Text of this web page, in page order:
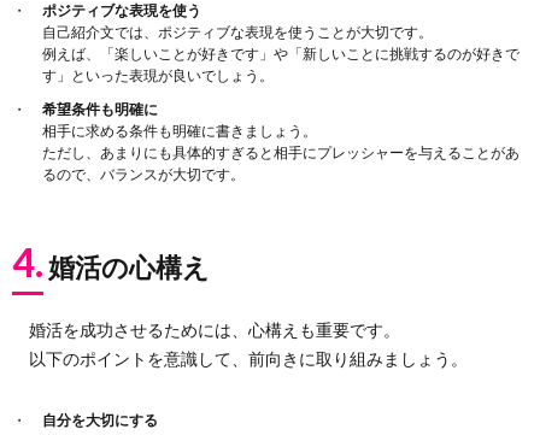
ポジティブな表現を使う
自己紹介文では、ポジティブな表現を使うことが大切です。
例えば、「楽しいことが好きです」や「新しいことに挑戦するのが好きで
す」といった表現が良いでしょう。
希望条件も明確に
相手に求める条件も明確に書きましょう。
ただし、あまりにも具体的すぎると相手にプレッシャーを与えることがあ
るので、バランスが大切です。
4.婚活の心構え
婚活を成功させるためには、心構えも重要です。
以下のポイントを意識して、前向きに取り組みましょう。
自分を大切にする